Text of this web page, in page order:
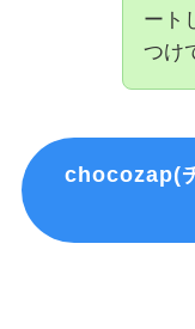
ート
つけ
chocozap(